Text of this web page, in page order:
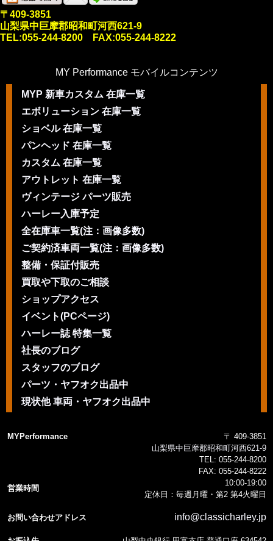
〒409-3851
山梨県中巨摩郡昭和町河西621-9
TEL:055-244-8200 FAX:055-244-8222
MY Performance モバイルコンテンツ
MYP 新車カスタム 在庫一覧
エボリューション 在庫一覧
ショベル 在庫一覧
パンヘッド 在庫一覧
カスタム 在庫一覧
アウトレット 在庫一覧
ヴィンテージ パーツ販売
ハーレー入庫予定
全在庫車一覧(注：画像多数)
ご契約済車両一覧(注：画像多数)
整備・保証付販売
買取や下取のご相談
ショップアクセス
イベント(PCページ)
ハーレー誌 特集一覧
社長のブログ
スタッフのブログ
パーツ・ヤフオク出品中
現状他 車両・ヤフオク出品中
MYPerformance
〒 409-3851
山梨県中巨摩郡昭和町河西621-9
TEL: 055-244-8200
FAX: 055-244-8222
営業時間
10:00-19:00
定休日：毎週月曜・第2 第4火曜日
お問い合わせアドレス info@classicharley.jp